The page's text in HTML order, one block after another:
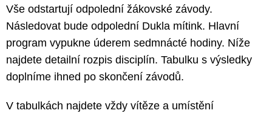
Vše odstartují odpolední žákovské závody.
Následovat bude odpolední Dukla mítink. Hlavní
program vypukne úderem sedmnácté hodiny. Níže
najdete detailní rozpis disciplín. Tabulku s výsledky
doplníme ihned po skončení závodů.
V tabulkách najdete vždy vítěze a umístění